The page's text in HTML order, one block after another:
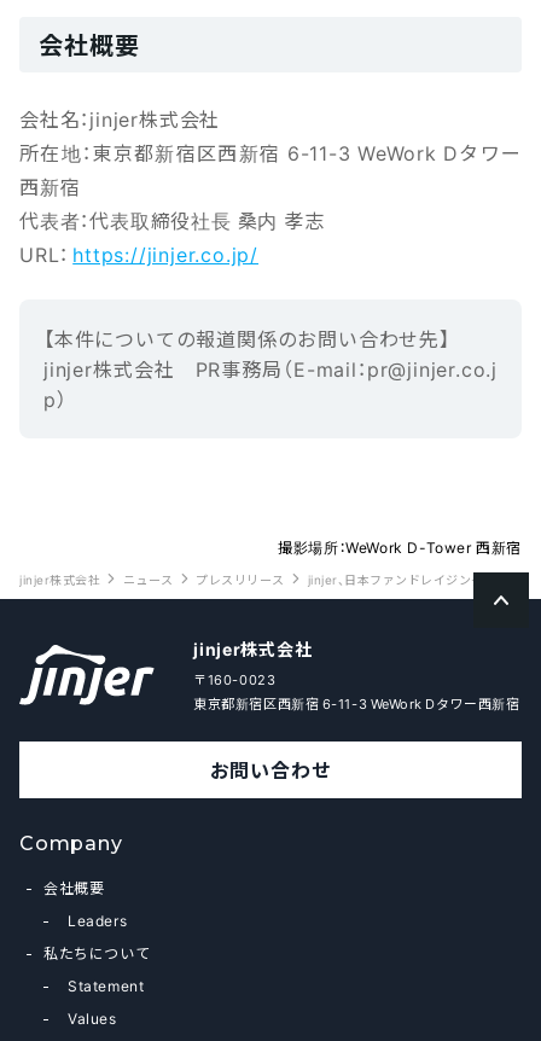
会社概要
会社名：jinjer株式会社
所在地：東京都新宿区西新宿 6-11-3 WeWork Dタワー
西新宿
代表者：代表取締役社長 桑内 孝志
URL： https://jinjer.co.jp/
【本‌件‌に‌つ‌い‌ての報‌道‌関‌係‌の‌お‌問‌い‌合‌わ‌せ先】‌ ‌
jinjer株式会社 ‌PR事務局（E-mail‌：‌pr@jinjer.co.j
p）
jinjer株式会社 ニュース プレスリリース jinjer、日本ファンドレイジング協会が開
撮影場所：WeWork D-Tower 西新宿
jinjer株式会社
〒160-0023
東京都新宿区西新宿 6-11-3 WeWork Dタワー西新宿
お問い合わせ
Company
会社概要
Leaders
私たちについて
Statement
Values